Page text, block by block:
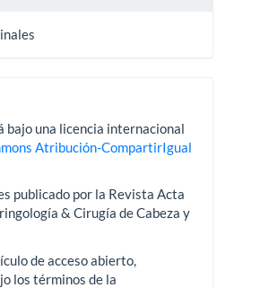
bajo una licencia internacional
Atribución-CompartirIgual
publicado por la Revista Acta
& Cirugía de Cabeza y
de acceso abierto,
los términos de la